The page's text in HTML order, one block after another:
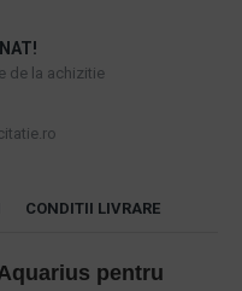
de la achizitie
CONDITII LIVRARE
pentru